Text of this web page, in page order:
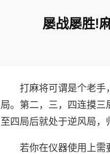
屡战屡胜!
打麻将可谓是个老手
局。第二，三，四连摸三
至四局后就处于逆风局，
若你在仪器使用上需